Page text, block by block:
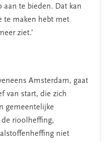
te bieden. Dat kan
te maken hebt met
ziet.’
Amsterdam, gaat
van start, die zich
gemeentelijke
rioolheffing,
niet